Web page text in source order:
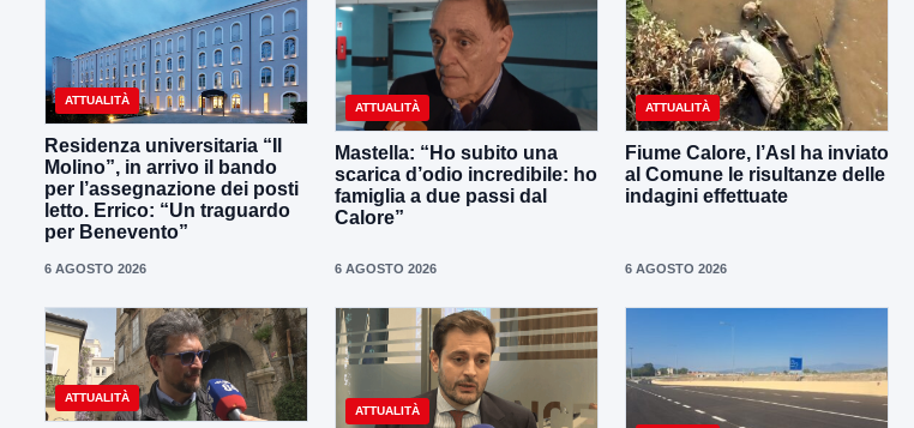
ATTUALITÀ
Residenza universitaria “Il
Molino”, in arrivo il bando
per l’assegnazione dei posti
letto. Errico: “Un traguardo
per Benevento”
6 AGOSTO 2026
ATTUALITÀ
Mastella: “Ho subito una
scarica d’odio incredibile: ho
famiglia a due passi dal
Calore”
6 AGOSTO 2026
ATTUALITÀ
Fiume Calore, l’Asl ha inviato
al Comune le risultanze delle
indagini effettuate
6 AGOSTO 2026
ATTUALITÀ
ATTUALITÀ